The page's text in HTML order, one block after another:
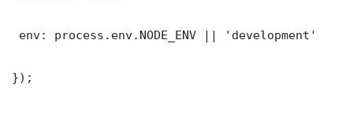
env: process.env.NODE_ENV || 'development'
});